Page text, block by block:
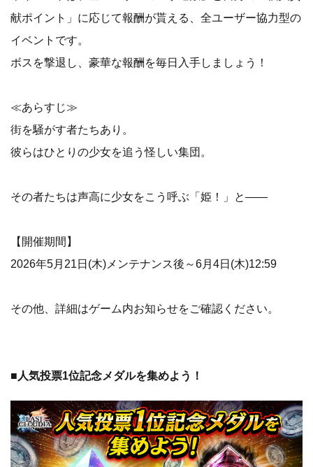
献ポイント」に応じて報酬が貰える、全ユーザー協力型の
イベントです。
ボスを撃退し、豪華な報酬を毎日入手しましょう！
≪あらすじ≫
街を騒がす者たちあり。
彼らはひとりの少女を追う怪しい集団。
その者たちは声高に少女をこう呼ぶ「姫！」と――
【開催期間】
2026年5月21日(木)メンテナンス後～6月4日(木)12:59
その他、詳細はゲーム内お知らせをご確認ください。
■人気投票1位記念メダルを集めよう！